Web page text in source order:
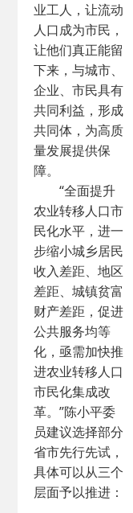
业工人，让流动
人口成为市民，
让他们真正能留
下来，与城市、
企业、市民具有
共同利益，形成
共同体，为高质
量发展提供保
障。
“全面提升
农业转移人口市
民化水平，进一
步缩小城乡居民
收入差距、地区
差距、城镇贫富
财产差距，促进
公共服务均等
化，亟需加快推
进农业转移人口
市民化集成改
革。”陈小平委
员建议选择部分
省市先行先试，
具体可以从三个
层面予以推进：